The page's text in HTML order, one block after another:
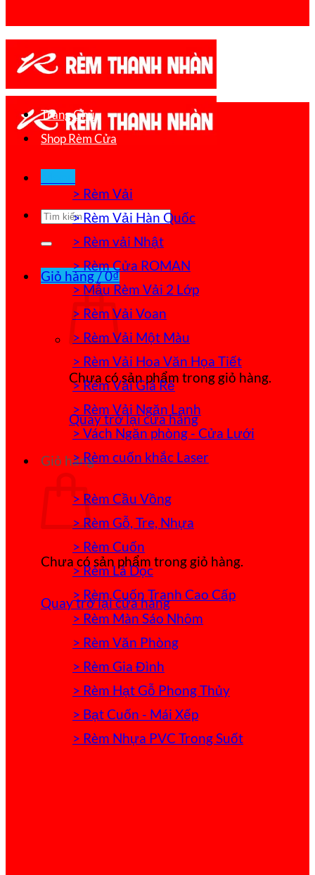
Tìm
kiếm:
Giỏ hàng /0₫
Chưa có sản phẩm trong giỏ hàng.
Quay trở lại cửa hàng
Giỏ hàng
Chưa có sản phẩm trong giỏ hàng.
Quay trở lại cửa hàng
Trang Chủ
Shop Rèm Cửa
> Rèm Vải
> Rèm Vải Hàn Quốc
> Rèm vải Nhật
> Rèm Cửa ROMAN
> Mẫu Rèm Vải 2 Lớp
> Rèm Vải Voan
> Rèm Vải Một Màu
> Rèm Vải Hoa Văn Họa Tiết
> Rèm Vải Giá Rẻ
> Rèm Vải Ngăn Lạnh
> Vách Ngăn phòng - Cửa Lưới
> Rèm cuốn khắc Laser
> Rèm Cầu Vồng
> Rèm Gỗ, Tre, Nhựa
> Rèm Cuốn
> Rèm Lá Dọc
> Rèm Cuốn Tranh Cao Cấp
> Rèm Màn Sáo Nhôm
> Rèm Văn Phòng
> Rèm Gia Đình
> Rèm Hạt Gỗ Phong Thủy
> Bạt Cuốn - Mái Xếp
> Rèm Nhựa PVC Trong Suốt